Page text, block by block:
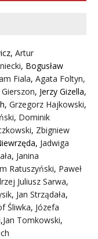
, Artur
, Bogusław
Fiala, Agata Foltyn,
, Jerzy Gizella,
, Grzegorz Hajkowski,
, Dominik
, Zbigniew
, Jadwiga
, Janina
Ratuszyński, Paweł
Juliusz Sarwa,
, Jan Strządała,
Śliwka, Józefa
,Jan Tomkowski,